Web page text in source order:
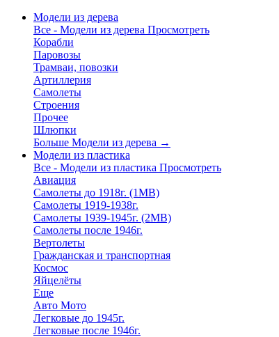
Модели из дерева
Все - Модели из дерева Просмотреть
Корабли
Паровозы
Трамваи, повозки
Артиллерия
Самолеты
Строения
Прочее
Шлюпки
Больше Модели из дерева →
Модели из пластика
Все - Модели из пластика Просмотреть
Авиация
Самолеты до 1918г. (1МВ)
Самолеты 1919-1938г.
Самолеты 1939-1945г. (2МВ)
Самолеты после 1946г.
Вертолеты
Гражданская и транспортная
Космос
Яйцелёты
Еще
Авто Мото
Легковые до 1945г.
Легковые после 1946г.